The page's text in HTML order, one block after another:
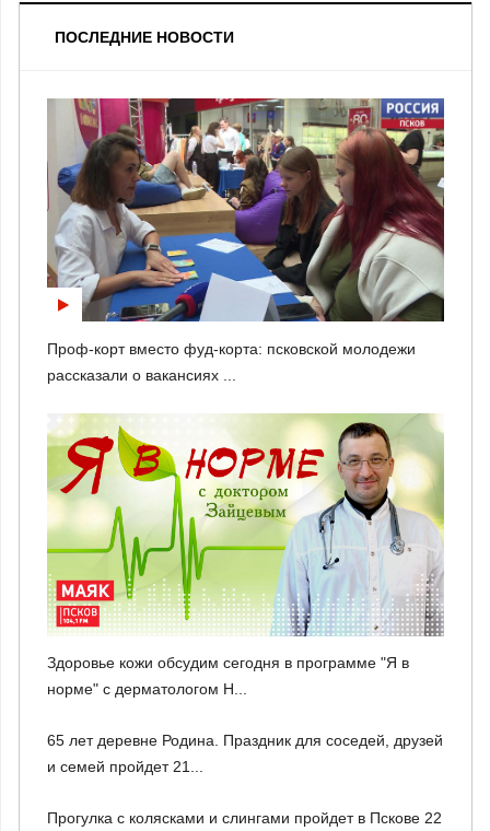
ПОСЛЕДНИЕ НОВОСТИ
Проф-корт вместо фуд-корта: псковской молодежи
рассказали о вакансиях ...
Здоровье кожи обсудим сегодня в программе "Я в
норме" с дерматологом Н...
65 лет деревне Родина. Праздник для соседей, друзей
и семей пройдет 21...
Прогулка с колясками и слингами пройдет в Пскове 22